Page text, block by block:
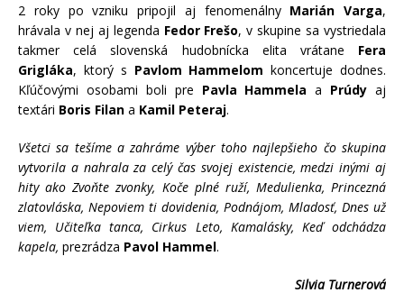
2 roky po vzniku pripojil aj fenomenálny Marián Varga,
hrávala v nej aj legenda Fedor Frešo, v skupine sa vystriedala
takmer celá slovenská hudobnícka elita vrátane Fera
Grigláka, ktorý s Pavlom Hammelom koncertuje dodnes.
Kľúčovými osobami boli pre Pavla Hammela a Prúdy aj
textári Boris Filan a Kamil Peteraj.
Všetci sa tešíme a zahráme výber toho najlepšieho čo skupina
vytvorila a nahrala za celý čas svojej existencie, medzi inými aj
hity ako Zvoňte zvonky, Koče plné ruží, Medulienka, Princezná
zlatovláska, Nepoviem ti dovidenia, Podnájom, Mladosť, Dnes už
viem, Učiteľka tanca, Cirkus Leto, Kamalásky, Keď odchádza
kapela, prezrádza Pavol Hammel.
Silvia Turnerová